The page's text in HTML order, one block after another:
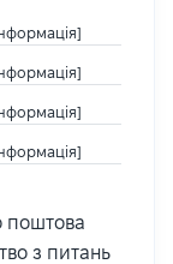
поштова
з питань